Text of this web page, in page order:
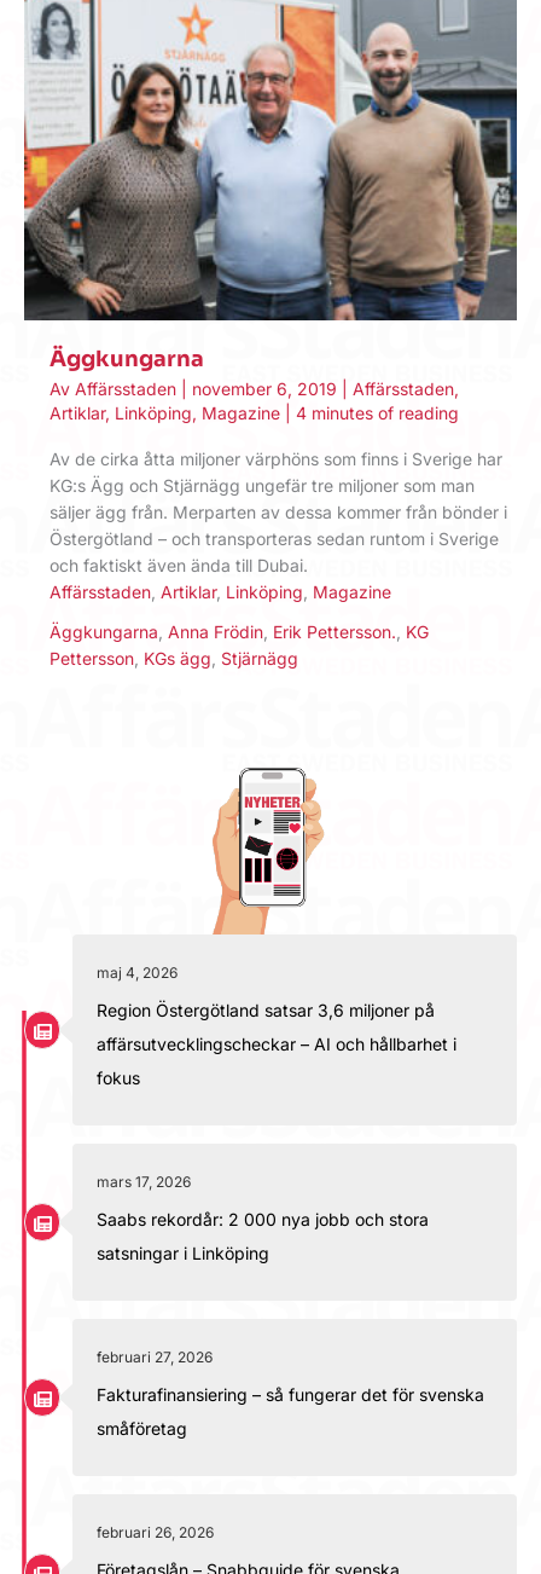
Äggkungarna
Av Affärsstaden november 6, 2019 Affärsstaden,
Artiklar, Linköping, Magazine 4 minutes of reading
Av de cirka åtta miljoner värphöns som finns i Sverige har
KG:s Ägg och Stjärnägg ungefär tre miljoner som man
säljer ägg från. Merparten av dessa kommer från bönder i
Östergötland – och transporteras sedan runtom i Sverige
och faktiskt även ända till Dubai.
Affärsstaden Artiklar, Linköping Magazine
Äggkungarna Anna Frödin Erik Pettersson. KG
Pettersson KGs ägg Stjärnägg
maj 4, 2026
Region Östergötland satsar 3,6 miljoner på
affärsutvecklingscheckar – AI och hållbarhet i
fokus
mars 17, 2026
Saabs rekordår: 2 000 nya jobb och stora
satsningar i Linköping
februari 27, 2026
Fakturafinansiering – så fungerar det för svenska
småföretag
februari 26, 2026